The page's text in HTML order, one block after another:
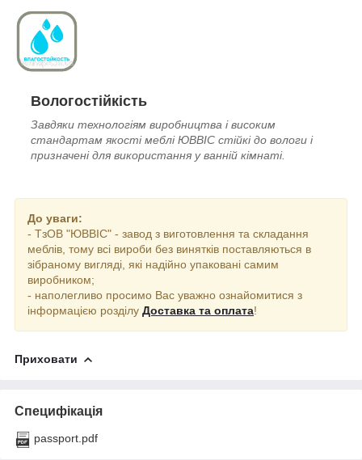
Вологостійкість
Завдяки технологіям виробництва і високим
стандартам якості меблі ЮВВІС стійкі до вологи і
призначені для використання у ванній кімнаті.
До уваги:
- ТзОВ "ЮВВІС" - завод з виготовлення та складання
меблів, тому всі вироби без винятків поставляються в
зібраному вигляді, які надійно упаковані самим
виробником;
- наполегливо просимо Вас уважно ознайомитися з
інформацією розділу Доставка та оплата!
Приховати
Специфікація
passport.pdf